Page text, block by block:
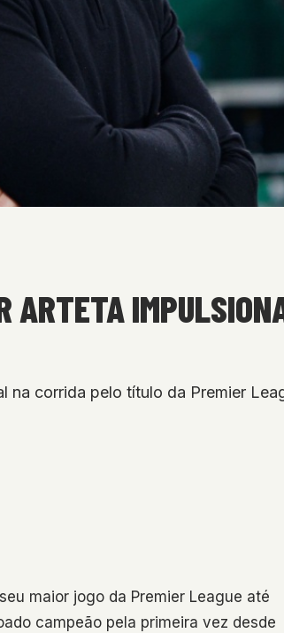
ARTETA
corrida pelo título da Premier
maior jogo da Premier League até
campeão pela primeira vez desde